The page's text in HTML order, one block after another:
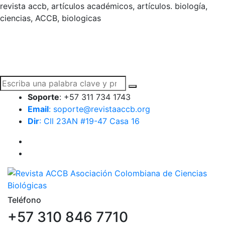
revista accb, artículos académicos, artículos. biología,
ciencias, ACCB, biologicas
Soporte: +57 311 734 1743
Email: soporte@revistaaccb.org
Dir: Cll 23AN #19-47 Casa 16
Teléfono
+57 310 846 7710